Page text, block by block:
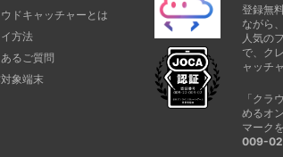
ドキャッチャーとは
方法
るご質問
象端末
登録無
ながら
人気の
で、ク
ャッチ
「クラ
めるオ
マーク
009-02